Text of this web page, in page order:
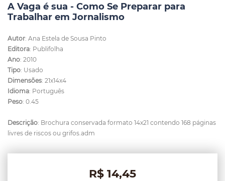
A Vaga é sua - Como Se Preparar para
Trabalhar em Jornalismo
Autor: Ana Estela de Sousa Pinto
Editora: Publifolha
Ano: 2010
Tipo: Usado
Dimensões: 21x14x4
Idioma: Português
Peso: 0.45
Descrição: Brochura conservada formato 14x21 contendo 168 páginas
livres de riscos ou grifos.adm
R$ 14,45